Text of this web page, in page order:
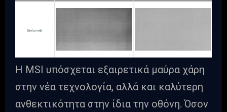
Η MSI υπόσχεται εξαιρετικά μαύρα χάρη
στην νέα τεχνολογία, αλλά και καλύτερη
ανθεκτικότητα στην ίδια την οθόνη. Όσον